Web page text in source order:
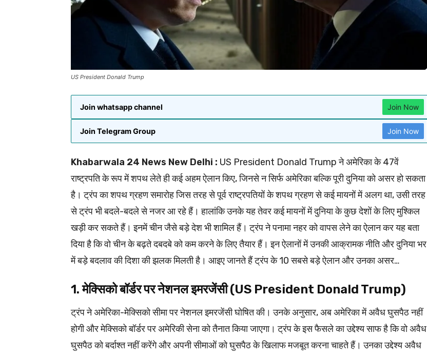
US President Donald Trump
Join whatsapp channel Join Now
Join Telegram Group Join Now
Khabarwala 24 News New Delhi : US President Donald Trump ने अमेरिका के 47वें
राष्ट्रपति के रूप में शपथ लेते ही कई अहम ऐलान किए, जिनसे न सिर्फ अमेरिका बल्कि पूरी दुनिया को असर हो सकता
है। ट्रंप का शपथ ग्रहण समारोह जिस तरह से पूर्व राष्‍ट्रपतियों के शपथ ग्रहण से कई मायनों में अलग था, उसी तरह
से ट्रंप भी बदले-बदले से नजर आ रहे हैं। हालांकि उनके यह तेवर कई मायनों में दुनिया के कुछ देशों के लिए मुश्किल
खड़ी कर सकते हैं। इनमें चीन जैसे बड़े देश भी शामिल हैं। ट्रंप ने पनामा नहर को वापस लेने का ऐलान कर यह बता
दिया है कि वो चीन के बढ़ते दबदबे को कम करने के लिए तैयार हैं। इन ऐलानों में उनकी आक्रामक नीति और दुनिया भर
में बड़े बदलाव की दिशा की झलक मिलती है। आइए जानते हैं ट्रंप के 10 सबसे बड़े ऐलान और उनका असर…
1. मेक्सिको बॉर्डर पर नेशनल इमरजेंसी (US President Donald Trump)
ट्रंप ने अमेरिका-मेक्सिको सीमा पर नेशनल इमरजेंसी घोषित की। उनके अनुसार, अब अमेरिका में अवैध घुसपैठ नहीं
होगी और मेक्सिको बॉर्डर पर अमेरिकी सेना को तैनात किया जाएगा। ट्रंप के इस फैसले का उद्देश्‍य साफ है कि वो अवैध
घुसपैठ को बर्दाश्‍त नहीं करेंगे और अपनी सीमाओं को घुसपैठ के खिलाफ मजबूत करना चाहते हैं। उनका उद्देश्य अवैध